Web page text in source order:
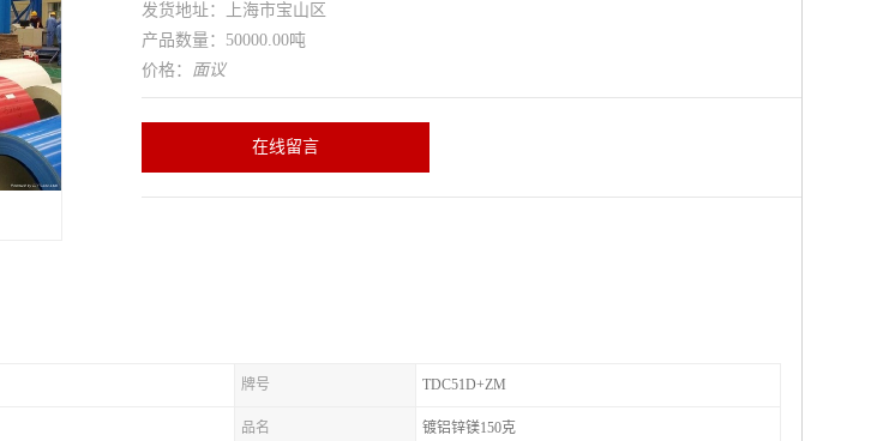
发货地址：上海市宝山区
产品数量：50000.00吨
价格： 面议
在线留言
牌号 TDC51D+ZM
品名 镀铝锌镁150克